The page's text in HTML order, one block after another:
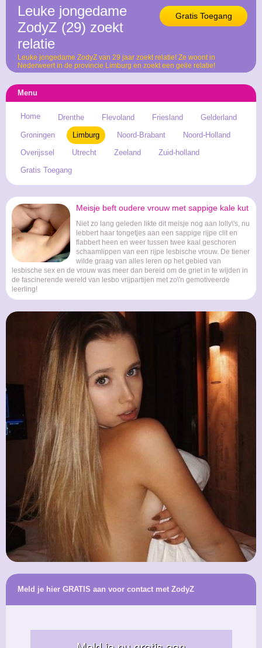
Gratis Toegang
Leuke jongedame
ZodyZ (29) zoekt
relatie
Leuke jongedame ZodyZ van 29 jaar zoekt relatie! Ze woont in
Nederweert in de provincie Limburg en zoekt een geile relatie!
Menu
Home Drenthe Flevoland Friesland
Gelderland
Groningen
Limburg Noord-Brabant
Noord-Holland
Overijssel
Utrecht Zeeland
Zuid-holland
Gratis Toegang
Meisje beft oudere vrouw met sappige kale kut
Niet zo lang geleden likte dit meisje nog aan lolly\'s, nu
lebbert haar tongetjes aan een sappige rijpe clit en
flabbert heen en weer tussen twee kaal geschoren
schaamlippen van een rijpe lesbische vrouw. De tiener
wilde graag van alles leren op het gebied van
lesbische sex en de vrouw was meer dan bereid om de griet in te wijden in
de fascinerende wereld van lesbo vrijpartijen met zo\'n gemotiveerde
leerling!
Meld je hier GRATIS aan voor contact met ZodyZ